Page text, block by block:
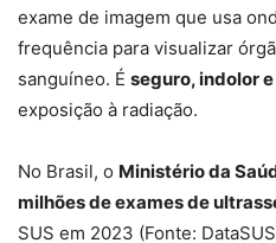
exame de imagem que usa
frequência para visualizar
sanguíneo. É seguro, indolor
exposição à radiação.
No Brasil, o Ministério da
milhões de exames de
SUS em 2023 (Fonte: